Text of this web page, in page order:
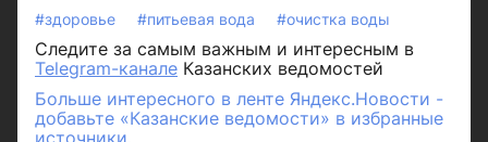
#здоровье #питьевая вода #очистка воды
Следите за самым важным и интересным в
Telegram-канале Казанских ведомостей
Больше интересного в ленте Яндекс.Новости -
добавьте «Казанские ведомости» в избранные
источники.